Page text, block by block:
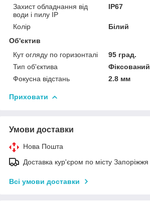
Захист обладнання від
води і пилу IP
IP67
Колір
Білий
Об'єктив
Кут огляду по горизонталі
95 град.
Тип об'єктива
Фіксований
Фокусна відстань
2.8 мм
Приховати
Умови доставки
Нова Пошта
Доставка кур'єром по місту Запоріжжя
Всі умови доставки